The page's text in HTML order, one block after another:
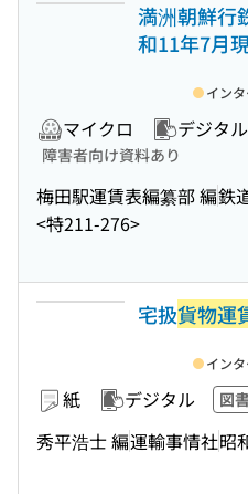
満洲朝鮮行
和11年7月
マイクロ デジタル
障害者向け資料あり
梅田駅運賃表編纂部 編鉄
<特211-276>
イン
宅扱貨物運
紙 デジタル 図
秀平浩士 編運輸事情社昭
イン